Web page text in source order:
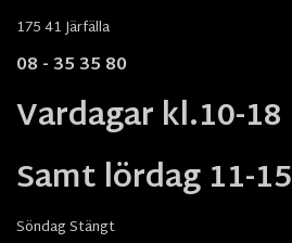
175 41 Järfälla
08 - 35 35 80
Vardagar kl.10-18
Samt lördag 11-15
Söndag Stängt